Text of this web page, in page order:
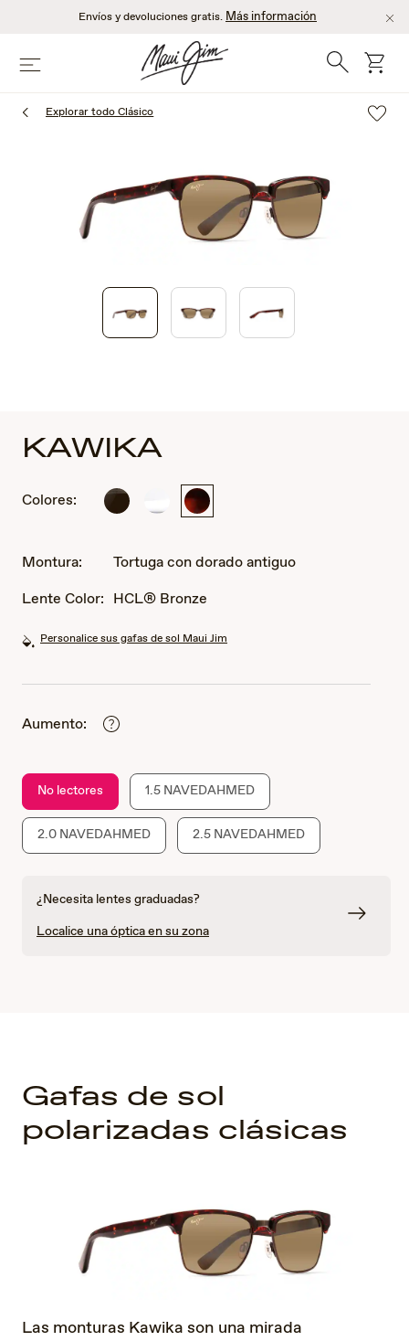
principal
Envíos y devoluciones gratis. Más información
Menú BúsquedaCarro
Explorar todo Clásico
KAWIKA
Colores:
negro
estaño
antiguo
CristalTortuga
antiguo
Montura:
Tortuga con dorado antiguo
Lente Color: HCL® Bronze
Personalice sus gafas de sol Maui Jim
Aumento:
No lectores 1.5 NAVEDAHMED
2.0 NAVEDAHMED 2.5 NAVEDAHMED
¿Necesita lentes graduadas?
Localice una óptica en su zona
Gafas de sol
polarizadas clásicas
Las monturas Kawika son una mirada